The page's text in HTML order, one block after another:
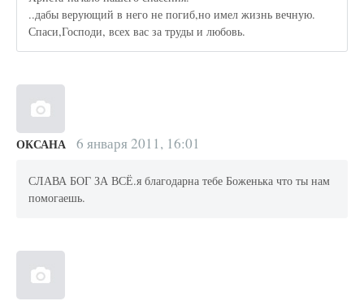
..дабы верующий в него не погиб,но имел жизнь вечную.
Спаси,Господи, всех вас за труды и любовь.
ОКСАНА 6 января 2011, 16:01
СЛАВА БОГ ЗА ВСЁ.я благодарна тебе Боженька что ты нам
помогаешь.